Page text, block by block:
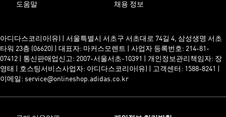
도움말 채용 정보
아디다스코리아(유) | 서울특별시 서초구 서초대로 74길 4, 삼성생명 서초
타워 23층 (06620) | 대표자: 마커스모렌트 | 사업자 등록번호: 214-81-
07412 | 통신판매업신고: 2007-서울서초-10391 | 개인정보관리책임자: 장
영태 | 호스팅서비스사업자: 아디다스코리아(유) | 고객센터: 1588-8241 |
이메일: service@onlineshop.adidas.co.kr